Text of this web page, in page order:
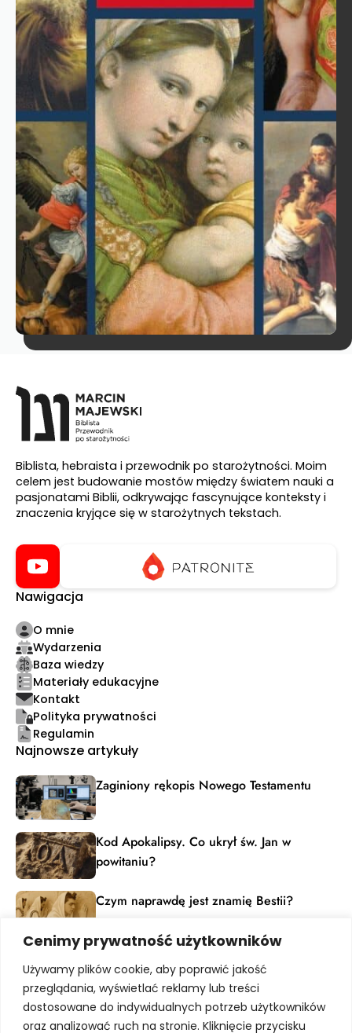
Cenimy prywatność użytkowników
Używamy plików cookie, aby poprawić jakość
przeglądania, wyświetlać reklamy lub treści
dostosowane do indywidualnych potrzeb użytkowników
oraz analizować ruch na stronie. Kliknięcie przycisku
Biblista, hebraista i przewodnik po starożytności. Moim
celem jest budowanie mostów między światem nauki a
pasjonatami Biblii, odkrywając fascynujące konteksty i
znaczenia kryjące się w starożytnych tekstach.
Nawigacja
O mnie
Wydarzenia
Baza wiedzy
Materiały edukacyjne
Kontakt
Polityka prywatności
Regulamin
Najnowsze artykuły
Zaginiony rękopis Nowego Testamentu
Kod Apokalipsy. Co ukrył św. Jan w
powitaniu?
Czym naprawdę jest znamię Bestii?
Materiały edukacyjne
Dołącz do grona pasjonatów dziedzictwa ludzkiej
kultury. Zapisz się, by otrzymywać powiadomienia o
nowych artykułach, nadchodzących webinarach i
unikalnych materiałach dostępnych tylko dla